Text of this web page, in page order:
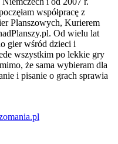
współpracę z
Planszowych, Kurierem
Od wielu lat
gier wśród dzieci i
wszystkim po lekkie gry
że sama wybieram dla
i pisanie o grach sprawia